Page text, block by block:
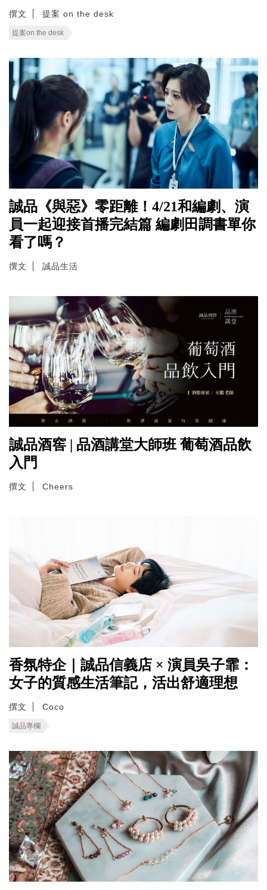
撰文 提案 on the desk
提案on the desk
誠品《與惡》零距離！4/21和編劇、演
員一起迎接首播完結篇 編劇田調書單你
看了嗎？
撰文 誠品生活
誠品酒窖 | 品酒講堂大師班 葡萄酒品飲
入門
撰文 Cheers
香氛特企｜誠品信義店 × 演員吳子霏：
女子的質感生活筆記，活出舒適理想
撰文 Coco
誠品專欄